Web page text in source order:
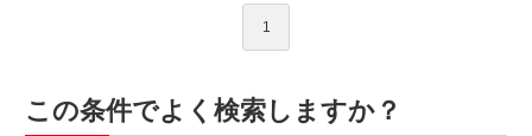
1
この条件でよく検索しますか？